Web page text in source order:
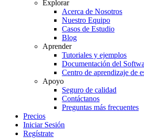
Explorar
Acerca de Nosotros
Nuestro Equipo
Casos de Estudio
Blog
Aprender
Tutoriales y ejemplos
Documentación del
Centro de aprendizaje de
Apoyo
Seguro de calidad
Contáctanos
Preguntas más frecuentes
Precios
Iniciar Sesión
Regístrate